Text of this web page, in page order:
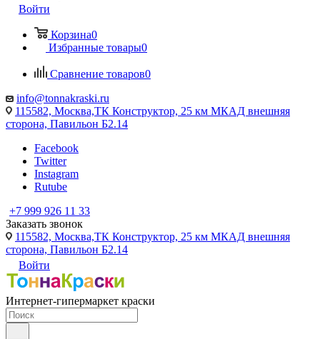
Войти
Корзина0
Избранные товары0
Сравнение товаров0
info@tonnakraski.ru
115582, Москва,ТК Конструктор, 25 км МКАД внешняя
сторона, Павильон Б2.14
Facebook
Twitter
Instagram
Rutube
+7 999 926 11 33
Заказать звонок
115582, Москва,ТК Конструктор, 25 км МКАД внешняя
сторона, Павильон Б2.14
Войти
Интернет-гипермаркет краски